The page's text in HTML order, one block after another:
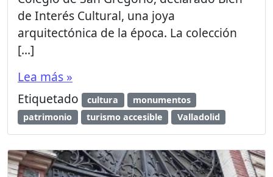
de Interés Cultural, una joya
arquitectónica de la época. La colección
[…]
Lea más »
Etiquetado
cultura
monumentos
patrimonio
turismo accesible Valladolid